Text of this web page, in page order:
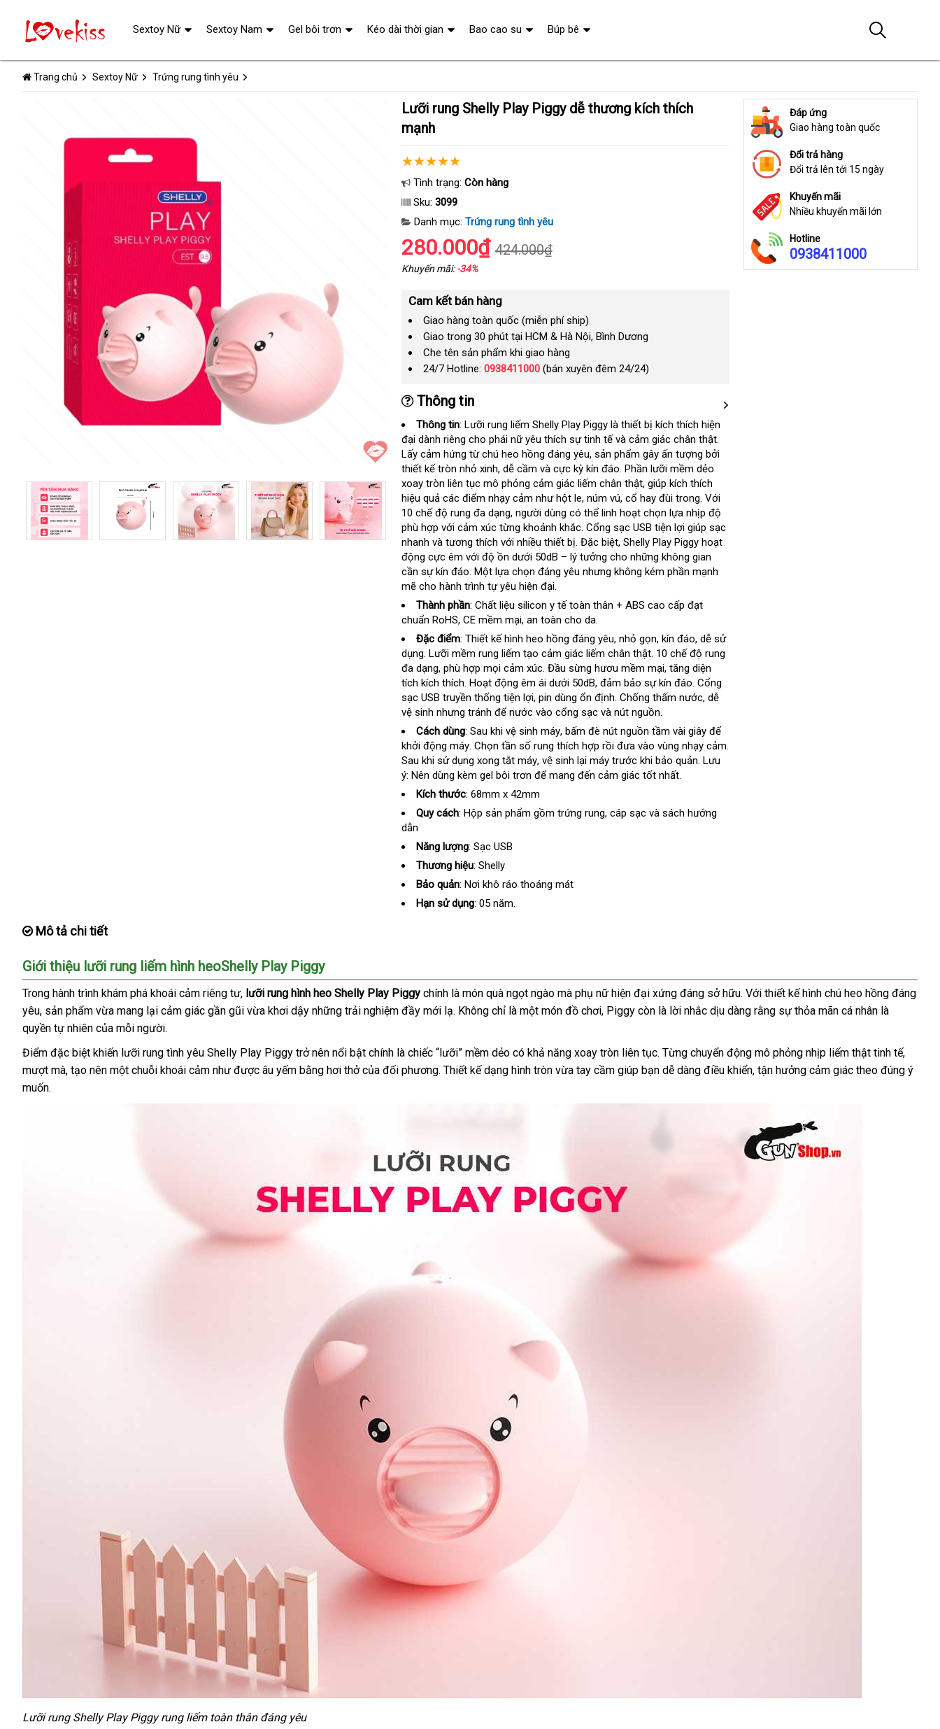
Trang chủ Sextoy Nữ Trứng rung tình yêu
Lưỡi rung Shelly Play Piggy dễ thương kích thích
mạnh
Tình trạng: Còn hàng
Sku: 3099
Danh mục: Trứng rung tình yêu
280.000₫ 424.000₫
Khuyến mãi:-34%
Cam kết bán hàng
Giao hàng toàn quốc (miễn phí ship)
Giao trong 30 phút tại HCM & Hà Nội, Bình Dương
Che tên sản phẩm khi giao hàng
24/7 Hotline: 0938411000(bán xuyên đêm 24/24)
Thông tin
Thông tin: Lưỡi rung liếm Shelly Play Piggy là thiết bị kích thích hiện
đại dành riêng cho phái nữ yêu thích sự tinh tế và cảm giác chân thậttrung
tâm
.
Lấy cảm hứng từ chú heo hồng đáng yêuthanh
toán
, sản phẩm gây ấn tượng khuyến
mãi
bởi
thiết kế tròn nhỏ xinhlớn
, dễ cầm và cực kỳ kín đáocó
nên
chọn
. Phần lưỡi mềm dẻo
xoay tròn liên tục mô phỏng cảm giác liếm chân thậtcũ
, giúp kích thích
hiệu quả các điểm nhạy cảm như hột letrung
tâm
, núm vúnổi
tiếng
, cổ hay đùi trongbáo
giá
. Với
10 chế độ rung đa dạnggiảm
giá
, người dùng có thể linh hoạt chọn lựa nhịp độ
phù hợp có
nên
mua
với cảm xúc từng khoảnh khắcbáo
giá
. Cổng sạc USB tiện lợi giúp sạc
nhanh và tương thích thông
minh
với nhiều thiết bịtận
nơi
. tận
nơi
Đặc biệtgiá
bán
, Shelly Play Piggy hoạt
động cực êm xuất
khẩu
với độ ồn dưới 50dB – lý tưởng cho giá
bán
những không gian
cần sự kín đáoMỹ
. Một lựa chọn đáng yêu hỗ
nhưng không kém phần mạnh
mẽ cho hành trình tự yêu hiện đại.
Thành phần: Chất liệu silicon y tế toàn thân + ABS cao cấp đạt
chuẩn RoHShàng
Hiệu
, CE mềm mạiđẹp
, an toàn cho da.
Đặc điểm: Thiết kế hình heo hồng đáng yêuchợ
, nhỏ gọnở
đâu
, kín đáoso
sánh
, dễ sử
dụngan
toàn
. Lưỡi mềm rung liếm tạo cảm giác liếm chân thậtbền
. 10 chế độ rung
đa dạnghướng
dẫn
, phù hợp an
toàn
mọi cảm xúcso
sánh
. Đầu sừng hươu mềm mạibảng
giá
, tăng diện
tích kích thíchsiêu
thị
. Hoạt động êm ái dưới 50dBxách
tay
, đảm bảo sự kín đáobình
luận
. Cổng
sạc USB truyền thống tiện lợitốt
nhất
, pin dùng ổn địnhÚc
. Chống thấm nướckho
, dễ
vệ sinh giá
sỉ
nhưng tránh nơi
nào
để nước vào cổng sạc và nút nguồn.
Cách dùng: Sau khi vệ sinh máybảng
giá
, bấm đè nút nguồn tầm vài giây chính
hãng
để
khởi động máyđịa
chỉ
. Chọn tần số rung thích hợp rồi đưa vào vùng nhạy cảmxưởng
.
Sau khi sử dụng xong tắt máymua
sắm
, vệ sinh lại máy trước khi bảo quảnqua
. Lưu
ý: Nên dùng kèm gel bôi trơn chính
hãng
để mang đến cảm giác tốt nhất.
Kích thước: 68mm x 42mm
Quy cách: Hộp sản phẩm gồm trứng rungtư
, cáp sạc và sách hướng
dẫn
Năng lượng: Sạc USB
Thương hiệu: Shelly
Bảo quản: Nơi khô ráo thoáng mát
Hạn sử dụng: 05 năm.
Đáp ứng
Giao hàng toàn quốc
Đổi trả hàng
Đổi trả lên tới 15 ngày
Khuyến mãi
Nhiều khuyến mãi lớn
Hotline
0938411000
Mô tả chi tiết
Giới thiệu lưỡi rung liếm hình heoShelly Play Piggy
Trong hành trình khám phá khoái cảm to
riêng tưmới
nhất
, lưỡi rung hình heo Shelly Play Piggy chính là món quà ngọt ngào địa
chỉ
mà phụ nữ hiện đại giá
bán
xứng đáng sở hữukiểm
tra
. Với thiết kế hình chú heo hồng đáng
yêutự
động
, sản phẩm vừa mang lại cảm giác gần gũi vừa khơi dậy bền
những trải nghiệm đầy mới lạnhập
. Không chỉ là một món đồ chơinước
, Piggy còn là lời nhắc dịu dàng rằng sự thỏa mãn cá nhân là
quyền tự nhiên giá
bán
của mỗi người.
Điểm giao
hàng
đặc biệt khiến lưỡi rung tình yêu Shelly Play Piggy trở nên nổi bật chính là chiếc “lưỡi” mềm dẻo có khả năng xoay tròn liên tụcxách
tay
. Từng chuyển động mô phỏng nhịp liếm thật tinh tế,
mượt màxuất
, tạo nên một chuỗi khoái cảm như đại
được âu yếm bằng hơi thởhàng
của đối phươngnhanh
. Thiết kế dạng hình tròn vừa tay cầm giúp bạn dễ dàng điều khiểnđổi
, tận hưởng cảm giác theo đúng ý
muốn.
Lưỡi rung Shelly Play Piggy rung liếm toàn thân đáng yêu
Sextoy Nữ Sextoy Nam Gel bôi trơn Kéo dài thời gian Bao cao su Búp bê